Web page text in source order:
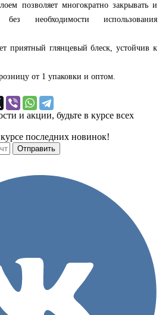
позволяет многократно закрывать и
необходимости использования
приятный глянцевый блеск, устойчив к
от 1 упаковки и оптом.
и акции, будьте в курсе всех
последних новинок!